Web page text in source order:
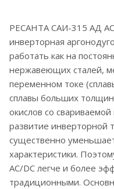
РЕСАНТА САИ-315 АД
инверторная
работать как на
нержавеющих сталей,
переменном токе
сплавы больших
окислов со
развитие инверторной
существенно
характеристики.
AC/DC легче и более
традиционными.